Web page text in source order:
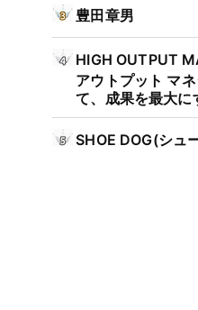
豊田章男
HIGH OUTPUT
アウトプット マ
て、成果を最大に
SHOE DOG(シュ